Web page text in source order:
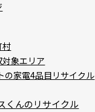
村
象エリア
の家電4品目リサイクル
くんのリサイクル